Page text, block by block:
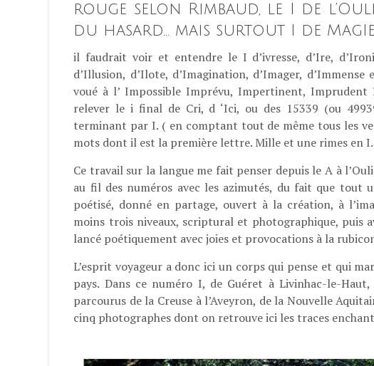
rouge selon Rimbaud, le I de
du hasard… mais surtout I de
il faudrait voir et entendre le I d’ivresse, d’Ire,
d’Illusion, d’Ilote, d’Imagination, d’Imager,
voué à l’ Impossible Imprévu, Impertinent,
relever le i final de Cri, d ‘Ici, ou des 15339 (ou
terminant par I. ( en comptant tout de même tous les
mots dont il est la première lettre. Mille et une rimes en I.
Ce travail sur la langue me fait penser depuis le A à
au fil des numéros avec les azimutés, du fait que tout
poétisé, donné en partage, ouvert à la création, à
moins trois niveaux, scriptural et photographique, puis
lancé poétiquement avec joies et provocations à la
L’esprit voyageur a donc ici un corps qui pense et qui
pays. Dans ce numéro I, de Guéret à Livinhac-le-
parcourus de la Creuse à l’Aveyron, de la Nouvelle
cinq photographes dont on retrouve ici les traces